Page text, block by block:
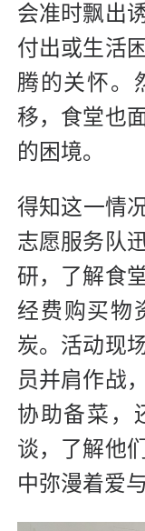
会准时飘出
付出或生活
腾的关怀。
移，食堂也
的困境。
得知这一情
志愿服务队
研，了解食
经费购买物
炭。活动现
员并肩作战
协助备菜，
谈，了解他
中弥漫着爱